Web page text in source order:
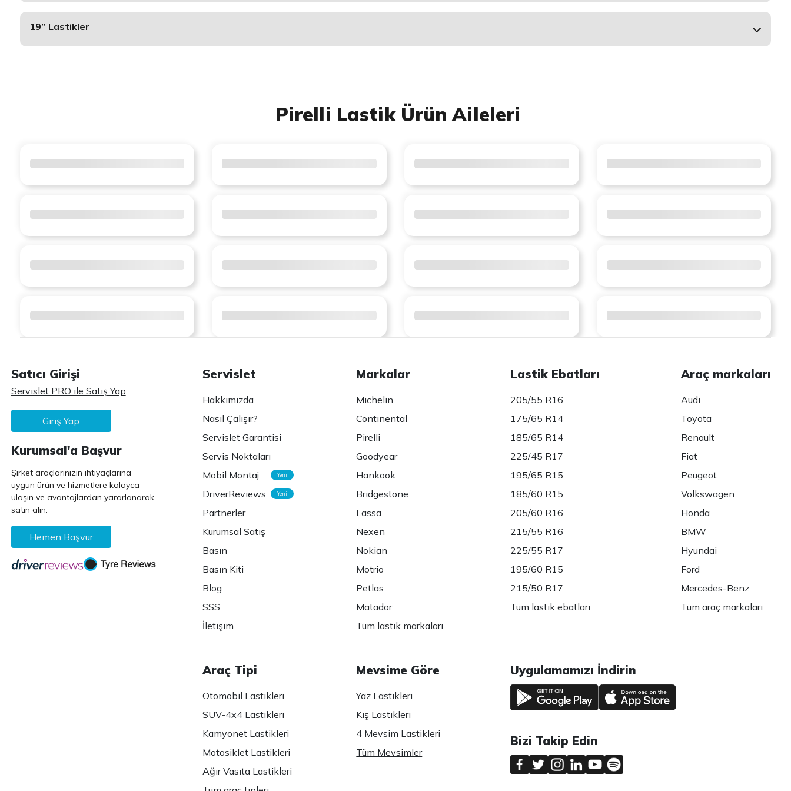
19’’ Lastikler
Pirelli Lastik Ürün Aileleri
Satıcı Girişi
Servislet PRO ile Satış Yap
Giriş Yap
Kurumsal'a Başvur
Şirket araçlarınızın ihtiyaçlarına
uygun ürün ve hizmetlere kolayca
ulaşın ve avantajlardan yararlanarak
satın alın.
Hemen Başvur
Servislet
Hakkımızda
Nasıl Çalışır?
Servislet Garantisi
Servis Noktaları
Mobil Montaj
Yeni
DriverReviews Yeni
Partnerler
Kurumsal Satış
Basın
Basın Kiti
Blog
SSS
İletişim
Markalar
Michelin
Continental
Pirelli
Goodyear
Hankook
Bridgestone
Lassa
Nexen
Nokian
Motrio
Petlas
Matador
Tüm lastik markaları
Lastik Ebatları
205/55 R16
175/65 R14
185/65 R14
225/45 R17
195/65 R15
185/60 R15
205/60 R16
215/55 R16
225/55 R17
195/60 R15
215/50 R17
Tüm lastik ebatları
Araç markaları
Audi
Toyota
Renault
Fiat
Peugeot
Volkswagen
Honda
BMW
Hyundai
Ford
Mercedes-Benz
Tüm araç markaları
Araç Tipi
Otomobil Lastikleri
SUV-4x4 Lastikleri
Kamyonet Lastikleri
Motosiklet Lastikleri
Ağır Vasıta Lastikleri
Mevsime Göre
Yaz Lastikleri
Kış Lastikleri
4 Mevsim Lastikleri
Tüm Mevsimler
Uygulamamızı İndirin
Bizi Takip Edin